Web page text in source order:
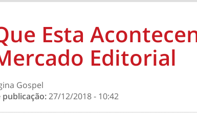
Esta
Editorial
Gospel
publicação:27/12/2018 - 10:42